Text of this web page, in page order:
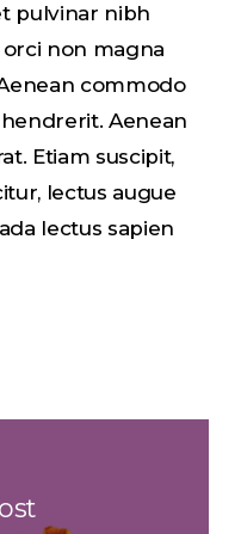
pulvinar nibh
non magna
commodo
Aenean
Etiam suscipit,
lectus augue
lectus sapien